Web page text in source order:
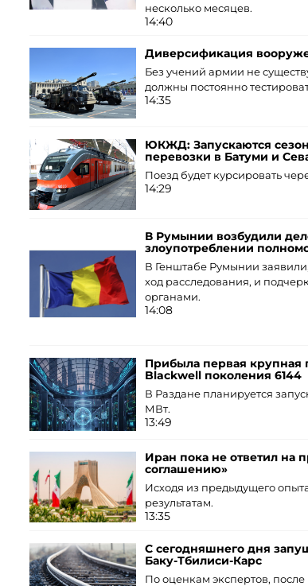
несколько месяцев.
14:40
Диверсификация
Без учений армии не
должны постоянно
14:35
ЮКЖД: Запускаются
перевозки в Батуми и
Поезд будет курсировать
14:29
В Румынии возбудили
злоупотреблении
В Генштабе Румынии
ход расследования, и
органами.
14:08
Прибыла первая крупная
Blackwell поколения 6144
В Раздане планируется
МВт.
13:49
Иран пока не ответил на
соглашению»
Исходя из предыдущего
результатам.
13:35
С сегодняшнего дня
Баку-Тбилиси-Карс
По оценкам экспертов,